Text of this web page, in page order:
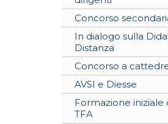
Concorso
In dialogo sulla
Distanza
Concorso a
AVSI e Diesse
Formazione iniziale
TFA